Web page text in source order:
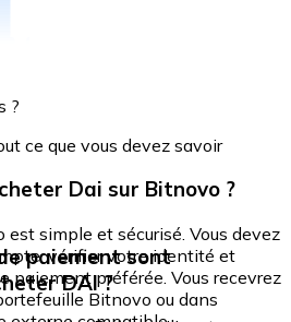
?
ce que vous devez savoir
Dai sur Bitnovo ?
simple et sécurisé. Vous devez
vérifier votre identité et
paiement préférée. Vous recevrez
Bitnovo ou dans
paiement sont
DAI ?